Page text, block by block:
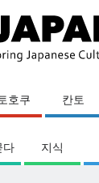
호쿠 칸토
다 지식